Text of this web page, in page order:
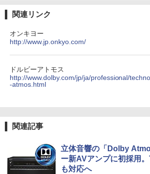
関連リンク
オンキヨー
http://www.jp.onkyo.com/
ドルビーアトモス
http://www.dolby.com/jp/ja/professional/
-atmos.html
関連記事
立体音響の「Dolby
ー新AVアンプに初採用
も対応へ